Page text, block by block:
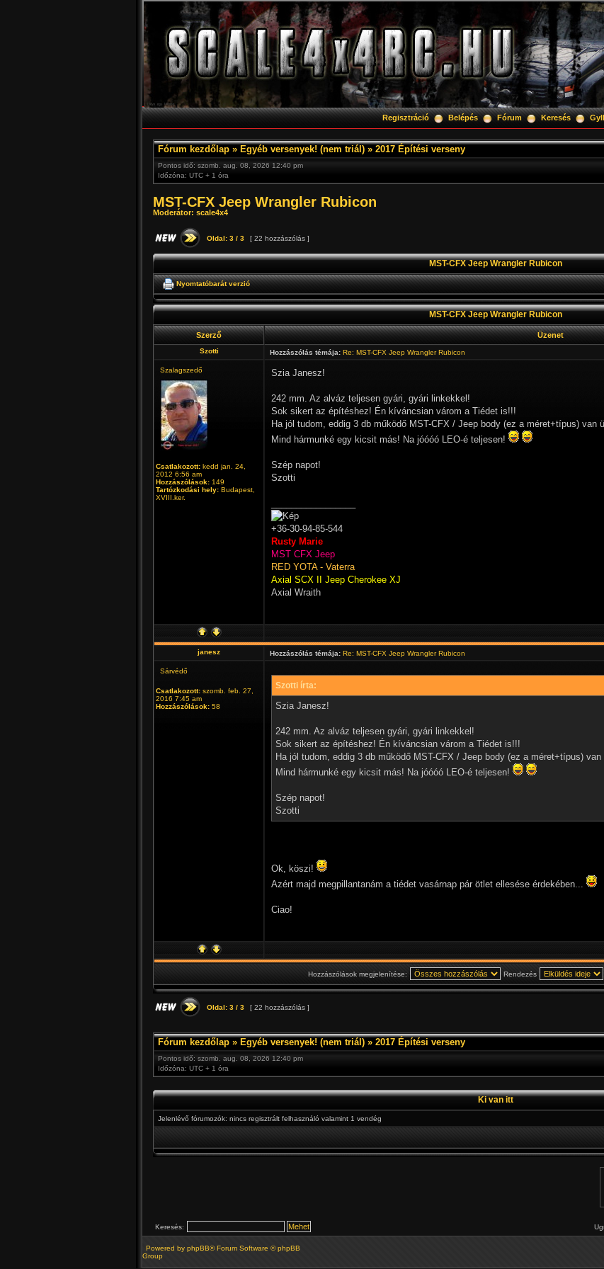
Regisztráció Belépés Fórum Keresés
Fórum kezdőlap » Egyéb versenyek! (nem triál) » 2017 Építési verseny
Pontos idő: szomb. aug. 08, 2026 12:40 pm
Időzóna: UTC + 1 óra
MST-CFX Jeep Wrangler Rubicon
Moderátor: scale4x4
Oldal: 3 / 3 [ 22 hozzászólás ]
MST-CFX Jeep Wrangler Rubicon
Nyomtatóbarát verzió
MST-CFX Jeep Wrangler Rubicon
Szerző Üzenet
Szotti Hozzászólás témája: Re: MST-CFX Jeep Wrangler Rubicon
Szalagszedő
Csatlakozott: kedd jan. 24,
2012 6:56 am
Hozzászólások: 149
Tartózkodási hely: Budapest,
XVIII.ker.
Szia Janesz!
242 mm. Az alváz teljesen gyári, gyári linkekkel!
Sok sikert az építéshez! Én kíváncsian várom a Tiédet is!!!
Ha jól tudom, eddig 3 db működő MST-CFX / Jeep body (ez a méret+típus) van
Mind hármunké egy kicsit más! Na jóóóó LEO-é teljesen!
Szép napot!
Szotti
+36-30-94-85-544
Rusty Marie
MST CFX Jeep
RED YOTA - Vaterra
Axial SCX II Jeep Cherokee XJ
Axial Wraith
janesz Hozzászólás témája: Re: MST-CFX Jeep Wrangler Rubicon
Sárvédő
Csatlakozott: szomb. feb. 27,
2016 7:45 am
Hozzászólások: 58
Szotti írta:
Szia Janesz!
242 mm. Az alváz teljesen gyári, gyári linkekkel!
Sok sikert az építéshez! Én kíváncsian várom a Tiédet is!!!
Ha jól tudom, eddig 3 db működő MST-CFX / Jeep body (ez a méret+típus) van
Mind hármunké egy kicsit más! Na jóóóó LEO-é teljesen!
Szép napot!
Szotti
Ok, köszi!
Azért majd megpillantanám a tiédet vasárnap pár ötlet ellesése érdekében...
Ciao!
Hozzászólások megjelenítése: Rendezés
Oldal: 3 / 3 [ 22 hozzászólás ]
Fórum kezdőlap » Egyéb versenyek! (nem triál) » 2017 Építési verseny
Pontos idő: szomb. aug. 08, 2026 12:40 pm
Időzóna: UTC + 1 óra
Ki van itt
Jelenlévő fórumozók: nincs regisztrált felhasználó valamint 1 vendég
Keresés:
Powered by phpBB® Forum Software © phpBB
Group